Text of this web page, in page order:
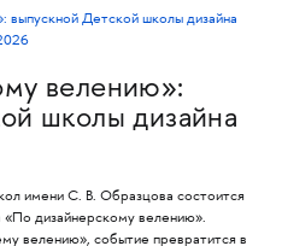
велению»:
школы дизайна
имени С. В. Образцова состоится
«По дизайнерскому велению».
велению», событие превратится в